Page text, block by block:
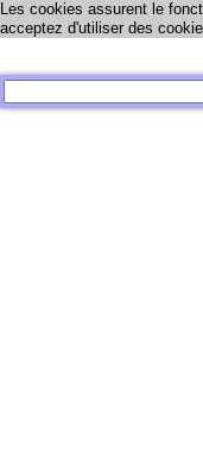
Les cookies assurent le
acceptez d'utiliser des